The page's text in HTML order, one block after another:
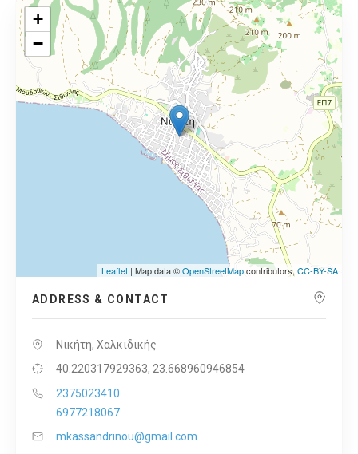
+
−
Leaflet | Map data ©OpenStreetMapcontributors, CC-BY-SA
ADDRESS & CONTACT
Νικήτη, Χαλκιδικής
40.220317929363, 23.668960946854
2375023410
6977218067
mkassandrinou@gmail.com